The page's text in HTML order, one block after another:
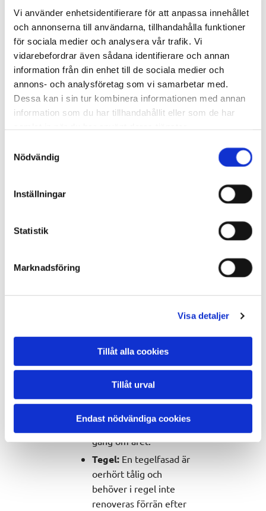
Vi använder enhetsidentifierare för att anpassa innehållet
och annonserna till användarna, tillhandahålla funktioner
för sociala medier och analysera vår trafik. Vi
vidarebefordrar även sådana identifierare och annan
information från din enhet till de sociala medier och
annons- och analysföretag som vi samarbetar med.
Dessa kan i sin tur kombinera informationen med annan
information som du har tillhandahållit eller som de har
Nödvändig
Inställningar
Statistik
Marknadsföring
Visa detaljer
Tillåt alla cookies
Tillåt urval
Endast nödvändiga cookies
Olika fasadmaterial har olika
egenskaper som du behöver
ta hänsyn till – oavsett om du
planerar att upprätta en helt
ny fasad eller renovera
fasaden som du redan har. Vi
på TBL är experter på tegel-,
betong- och putsfasader, och
ungefär 15 år. Med en
också vara uppmärksam
på eventuella sprickor,
eftersom det fort kan
uppstå skador om fukt
tränger igenom. Du
behöver därför
fasad åtminstone en
gång om året.
Tegel: En tegelfasad är
oerhört tålig och
behöver i regel inte
renoveras förrän efter